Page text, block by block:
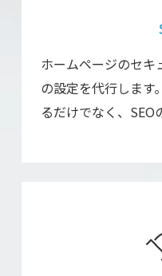
ホームページのセキ
の設定を代行します
るだけでなく、SEO